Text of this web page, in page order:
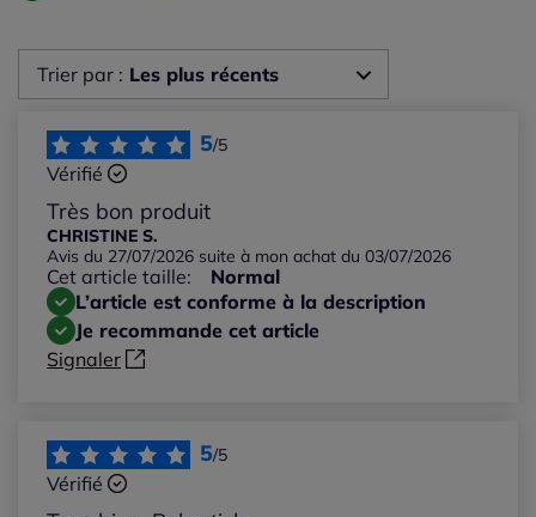
Trier par : Les plus récents
Les plus récents
Les plus anciens
Notes les plus élevées
Notes les plus basses
5/5
Vérifié
Très bon produit
CHRISTINE S.
Avis du 27/07/2026 suite à mon achat du 03/07/2026
Cet article taille:
Normal
L’article est conforme à la description
Je recommande cet article
Signaler
5/5
Vérifié